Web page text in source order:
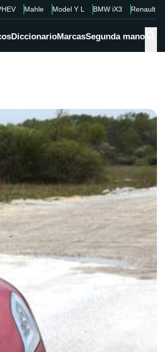
Mahle Model Y L BMW iX3 Renault
DiccionarioMarcasSegunda mano